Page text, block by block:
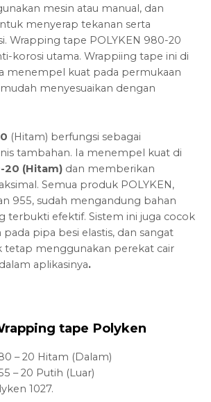
mesin atau manual, dan
menyerap tekanan serta
Wrapping tape POLYKEN 980-20
korosi utama. Wrappiing tape ini di
menempel kuat pada permukaan
menyesuaikan dengan
(Hitam) berfungsi sebagai
tambahan. Ia menempel kuat di
20 (Hitam) dan memberikan
Semua produk POLYKEN,
955, sudah mengandung bahan
terbukti efektif. Sistem ini juga cocok
pipa besi elastis, dan sangat
tetap menggunakan perekat cair
dalam aplikasinya.
tape Polyken
– 20 Hitam (Dalam)
– 20 Putih (Luar)
1027.